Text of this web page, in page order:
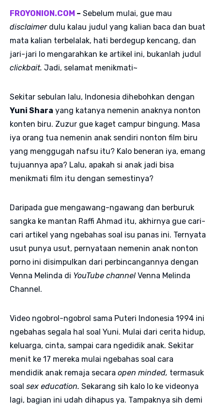
FROYONION.COM – Sebelum mulai, gue mau
disclaimer dulu kalau judul yang kalian baca dan buat
mata kalian terbelalak, hati berdegup kencang, dan
jari-jari lo mengarahkan ke artikel ini, bukanlah judul
clickbait. Jadi, selamat menikmati~
Sekitar sebulan lalu, Indonesia dihebohkan dengan
Yuni Shara yang katanya nemenin anaknya nonton
konten biru. Zuzur gue kaget campur bingung. Masa
iya orang tua nemenin anak sendiri nonton film biru
yang menggugah nafsu itu? Kalo beneran iya, emang
tujuannya apa? Lalu, apakah si anak jadi bisa
menikmati film itu dengan semestinya?
Daripada gue mengawang-ngawang dan berburuk
sangka ke mantan Raffi Ahmad itu, akhirnya gue cari-
cari artikel yang ngebahas soal isu panas ini. Ternyata
usut punya usut, pernyataan nemenin anak nonton
porno ini disimpulkan dari perbincangannya dengan
Venna Melinda di YouTube channel Venna Melinda
Channel.
Video ngobrol-ngobrol sama Puteri Indonesia 1994 ini
ngebahas segala hal soal Yuni. Mulai dari cerita hidup,
keluarga, cinta, sampai cara ngedidik anak. Sekitar
menit ke 17 mereka mulai ngebahas soal cara
mendidik anak remaja secara open minded, termasuk
soal sex education. Sekarang sih kalo lo ke videonya
lagi, bagian ini udah dihapus ya. Tampaknya sih demi